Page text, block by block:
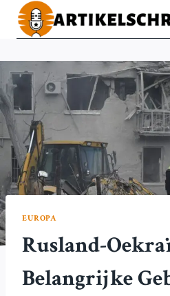
Doorgaan
naar
EUROPA
Rusland-
Belangrijke